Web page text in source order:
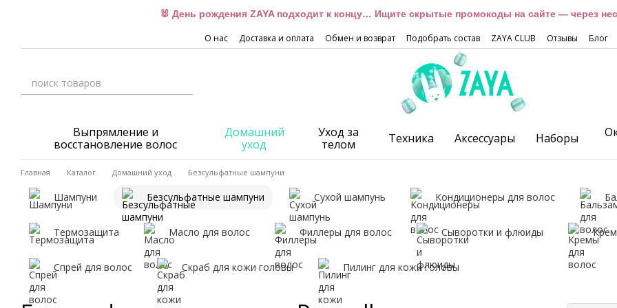
🐰 День рождения ZAYA подходит к концу… Ищите скрытые промокоды на сайте — через
О нас Доставка и оплата Обмен и возврат Подобрать состав ZAYA CLUB Отзывы Блог
Выпрямление и
восстановление волос
Домашний
уход
Уход за
телом
Техника Аксессуары Наборы
Главная Каталог Домашний уход Безсульфатные шампуни
Шампуни Безсульфатные шампуни Сухой шампунь Кондиционеры для волос
Термозащита Масло для волос Филлеры для волос Сыворотки и флюиды
Спрей для волос Скраб для кожи головы Пилинг для кожи головы